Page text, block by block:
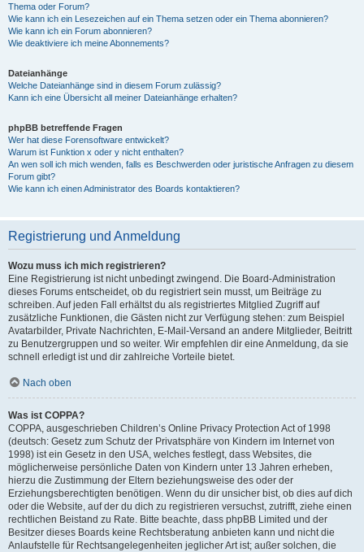
Thema oder Forum?
Wie kann ich ein Lesezeichen auf ein Thema setzen oder ein Thema abonnieren?
Wie kann ich ein Forum abonnieren?
Wie deaktiviere ich meine Abonnements?
Dateianhänge
Welche Dateianhänge sind in diesem Forum zulässig?
Kann ich eine Übersicht all meiner Dateianhänge erhalten?
phpBB betreffende Fragen
Wer hat diese Forensoftware entwickelt?
Warum ist Funktion x oder y nicht enthalten?
An wen soll ich mich wenden, falls es Beschwerden oder juristische Anfragen zu diesem
Forum gibt?
Wie kann ich einen Administrator des Boards kontaktieren?
Registrierung und Anmeldung
Wozu muss ich mich registrieren?
Eine Registrierung ist nicht unbedingt zwingend. Die Board-Administration
dieses Forums entscheidet, ob du registriert sein musst, um Beiträge zu
schreiben. Auf jeden Fall erhältst du als registriertes Mitglied Zugriff auf
zusätzliche Funktionen, die Gästen nicht zur Verfügung stehen: zum Beispiel
Avatarbilder, Private Nachrichten, E-Mail-Versand an andere Mitglieder, Beitritt
zu Benutzergruppen und so weiter. Wir empfehlen dir eine Anmeldung, da sie
schnell erledigt ist und dir zahlreiche Vorteile bietet.
Nach oben
Was ist COPPA?
COPPA, ausgeschrieben Children’s Online Privacy Protection Act of 1998
(deutsch: Gesetz zum Schutz der Privatsphäre von Kindern im Internet von
1998) ist ein Gesetz in den USA, welches festlegt, dass Websites, die
möglicherweise persönliche Daten von Kindern unter 13 Jahren erheben,
hierzu die Zustimmung der Eltern beziehungsweise des oder der
Erziehungsberechtigten benötigen. Wenn du dir unsicher bist, ob dies auf dich
oder die Website, auf der du dich zu registrieren versuchst, zutrifft, ziehe einen
rechtlichen Beistand zu Rate. Bitte beachte, dass phpBB Limited und der
Besitzer dieses Boards keine Rechtsberatung anbieten kann und nicht die
Anlaufstelle für Rechtsangelegenheiten jeglicher Art ist; außer solchen, die